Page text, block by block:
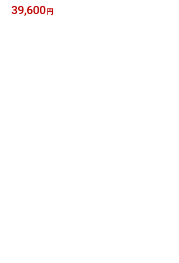
39,600円